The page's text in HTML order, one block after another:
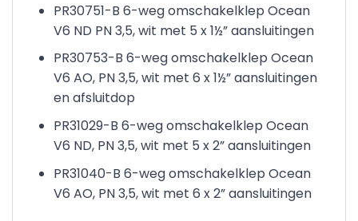
PR30751-B 6-weg omschakelklep Ocean
V6 ND PN 3,5, wit met 5 x 1½” aansluitingen
PR30753-B 6-weg omschakelklep Ocean
V6 AO, PN 3,5, wit met 6 x 1½” aansluitingen
en afsluitdop
PR31029-B 6-weg omschakelklep Ocean
V6 ND, PN 3,5, wit met 5 x 2” aansluitingen
PR31040-B 6-weg omschakelklep Ocean
V6 AO, PN 3,5, wit met 6 x 2” aansluitingen